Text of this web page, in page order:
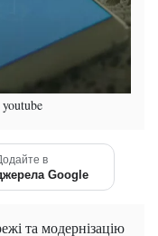
в
Google
та модернізацію